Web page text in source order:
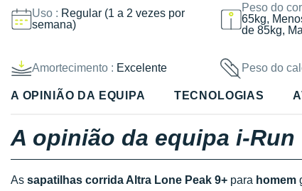
Uso : Regular (1 a 2 vezes por
semana)
Peso do
65kg,
de 85kg,
Amortecimento : Excelente Peso do
A OPINIÃO DA EQUIPA TECNOLOGIAS
A opinião da equipa i-Run
As sapatilhas corrida Altra Lone Peak 9+ para homem